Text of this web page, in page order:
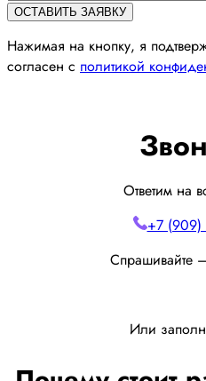
Нажимая на кнопку, я
согласен с политикой
Ответим на
+7 (909)
Спрашивайте
Или